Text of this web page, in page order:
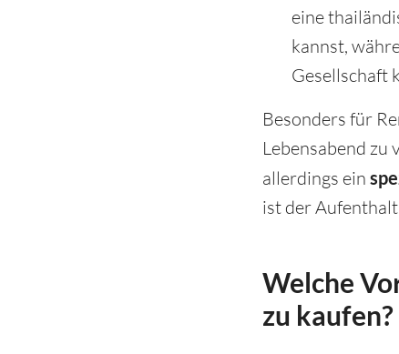
eine
kannst,
Gesellschaft
Besonders für
Lebensabend zu
allerdings ein
ist der
Welche
zu kaufen?